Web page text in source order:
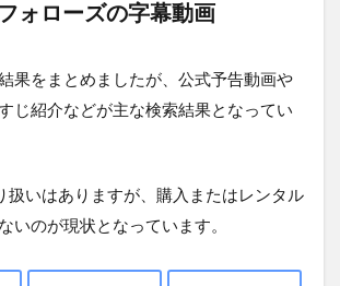
ォローズの字幕動画
果をまとめましたが、公式予告動画や
じ紹介などが主な検索結果となってい
扱いはありますが、購入またはレンタル
いのが現状となっています。